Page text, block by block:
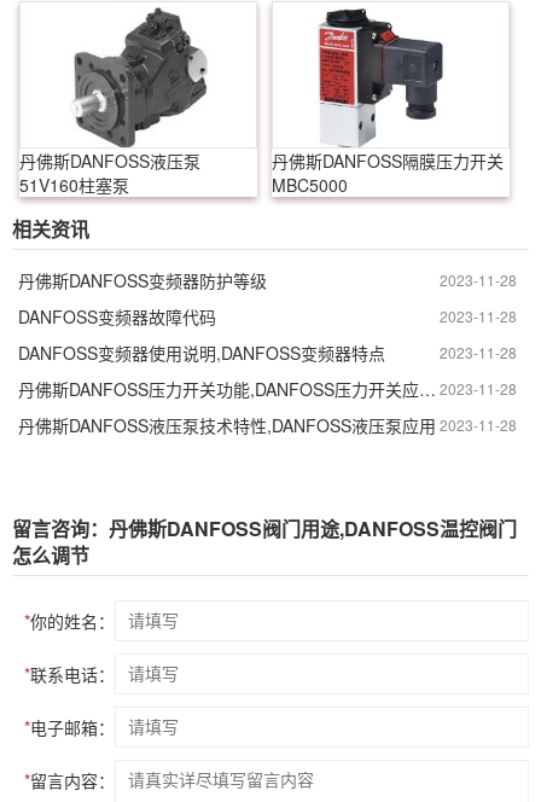
丹佛斯DANFOSS液压泵
51V160柱塞泵
丹佛斯DANFOSS隔膜压力开关
MBC5000
相关资讯
2023-11-28
丹佛斯DANFOSS变频器防护等级
2023-11-28
DANFOSS变频器故障代码
2023-11-28
DANFOSS变频器使用说明,DANFOSS变频器特点
2023-11-28
丹佛斯DANFOSS压力开关功能,DANFOSS压力开关应用与特性
2023-11-28
丹佛斯DANFOSS液压泵技术特性,DANFOSS液压泵应用
留言咨询：丹佛斯DANFOSS阀门用途,DANFOSS温控阀门
怎么调节
*你的姓名：
*联系电话：
*电子邮箱：
*留言内容：